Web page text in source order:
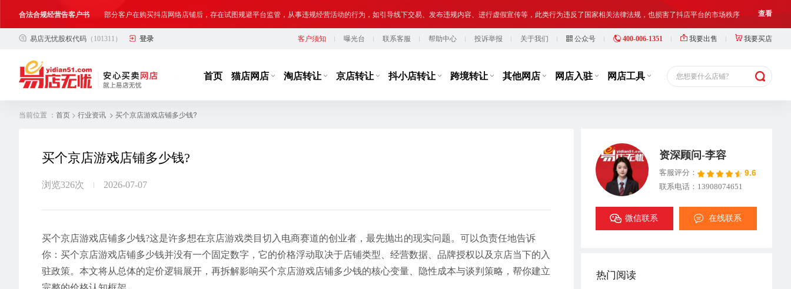
合法合规经营告客户书 部分客户在购买抖店网络店铺后，存在试图规避平台监管，从事违规经营活动的行为，如引导线下交易、发布违规内容、进行虚假宣传等，此类行为违反了国家相关法律法规，也损害了抖店平台的市场秩序 查看
网络店铺合法经营告诫书 为确保网络店铺的合法、规范转让与经营,我司温馨提示,请勿将您转让或购买的网络店铺用于实施违法、犯罪行为；网络非法外之地,店铺出让人、受让人、实际经营人均须对网络店铺进行合法合规经营和管理 查看
易店无忧股权代码 （101311） 登录 客户须知 曝光台 联系客服 帮助中心 投诉举报 关于我们 公众号 400-006-1351 我要出售 我要买店
首页 猫店网店 淘店转让 京店转让 抖小店转让 跨境转让 其他网店 网店入驻 网店工具 您想要什么店铺?
当前位置 ： 首页 > 行业资讯 > 买个京店游戏店铺多少钱?
买个京店游戏店铺多少钱?
浏览326次 2026-07-07
买个京店游戏店铺多少钱?这是许多想在京店游戏类目切入电商赛道的创业者，最先抛出的现实问题。可以负责任地告诉
你：买个京店游戏店铺多少钱并没有一个固定数字，它的价格浮动取决于店铺类型、经营数据、品牌授权以及京店当下的入
驻政策。本文将从总体的定价逻辑展开，再拆解影响买个京店游戏店铺多少钱的核心变量、隐性成本与谈判策略，帮你建立
资深顾问-李容
客服评分： 9.6
联系电话：13908074651
微信联系 在线联系
热门阅读